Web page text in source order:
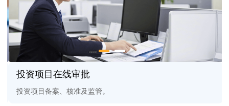
投资项目在线审批
投资项目备案、核准及监管。